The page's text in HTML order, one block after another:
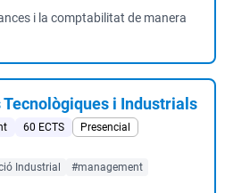
i la comptabilitat de manera
Tecnològiques i Industrials
60 ECTS
Presencial
Industrial #management